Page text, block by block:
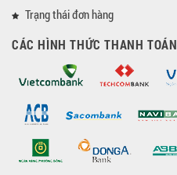
Trạng thái đơn hàng
CÁC HÌNH THỨC THANH TOÁN